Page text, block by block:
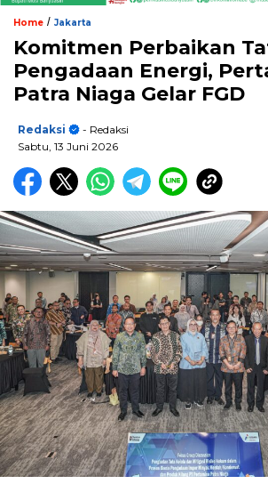
Home / Jakarta
Komitmen Perbaikan
Pengadaan Energi,
Patra Niaga Gelar FGD
Redaksi
- Redaksi
Sabtu, 13 Juni 2026